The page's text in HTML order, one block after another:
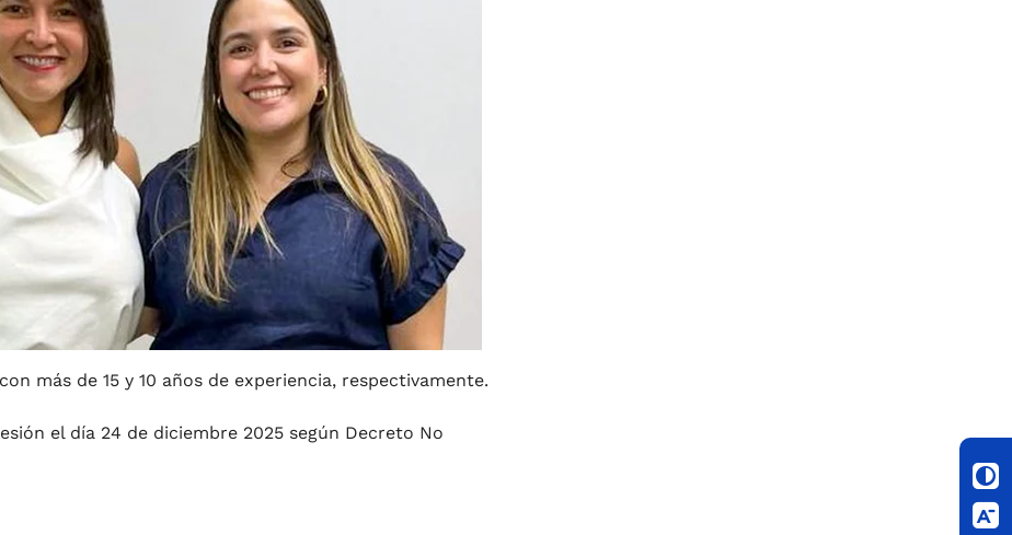
más de 15 y 10 años de experiencia, respectivamente.
el día 24 de diciembre 2025 según Decreto No